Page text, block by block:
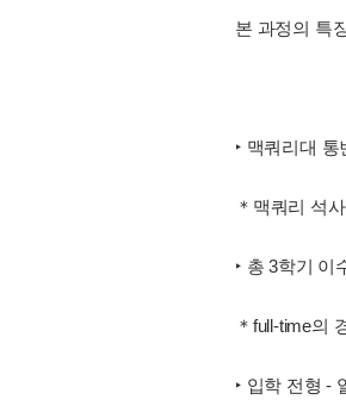
본 과정의 특
‣ 맥쿼리대
＊맥쿼리 석
‣ 총 3학기 이
＊full-time의
‣ 입학 전형 -